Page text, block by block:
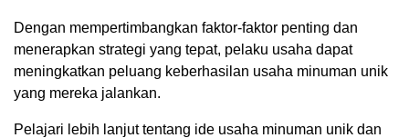
Dengan mempertimbangkan faktor-faktor penting dan
menerapkan strategi yang tepat, pelaku usaha dapat
meningkatkan peluang keberhasilan usaha minuman unik
yang mereka jalankan.
Pelajari lebih lanjut tentang ide usaha minuman unik dan